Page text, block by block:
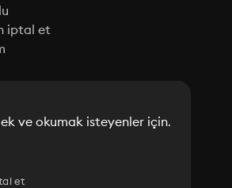
iptal et
ve okumak isteyenler için.
et